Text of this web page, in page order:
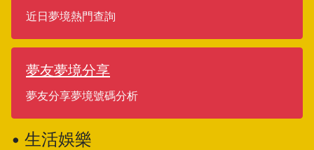
近日夢境熱門查詢
夢友夢境分享
夢友分享夢境號碼分析
• 生活娛樂